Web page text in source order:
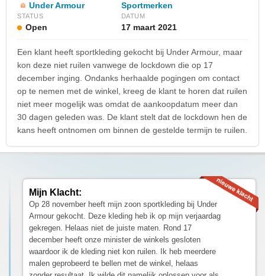
Under Armour Sportmerken
STATUS
Open
DATUM
17 maart 2021
Een klant heeft sportkleding gekocht bij Under Armour, maar
kon deze niet ruilen vanwege de lockdown die op 17
december inging. Ondanks herhaalde pogingen om contact
op te nemen met de winkel, kreeg de klant te horen dat ruilen
niet meer mogelijk was omdat de aankoopdatum meer dan
30 dagen geleden was. De klant stelt dat de lockdown hen de
kans heeft ontnomen om binnen de gestelde termijn te ruilen.
Mijn Klacht:
Op 28 november heeft mijn zoon sportkleding bij Under
Armour gekocht. Deze kleding heb ik op mijn verjaardag
gekregen. Helaas niet de juiste maten. Rond 17
december heeft onze minister de winkels gesloten
waardoor ik de kleding niet kon ruilen. Ik heb meerdere
malen geprobeerd te bellen met de winkel, helaas